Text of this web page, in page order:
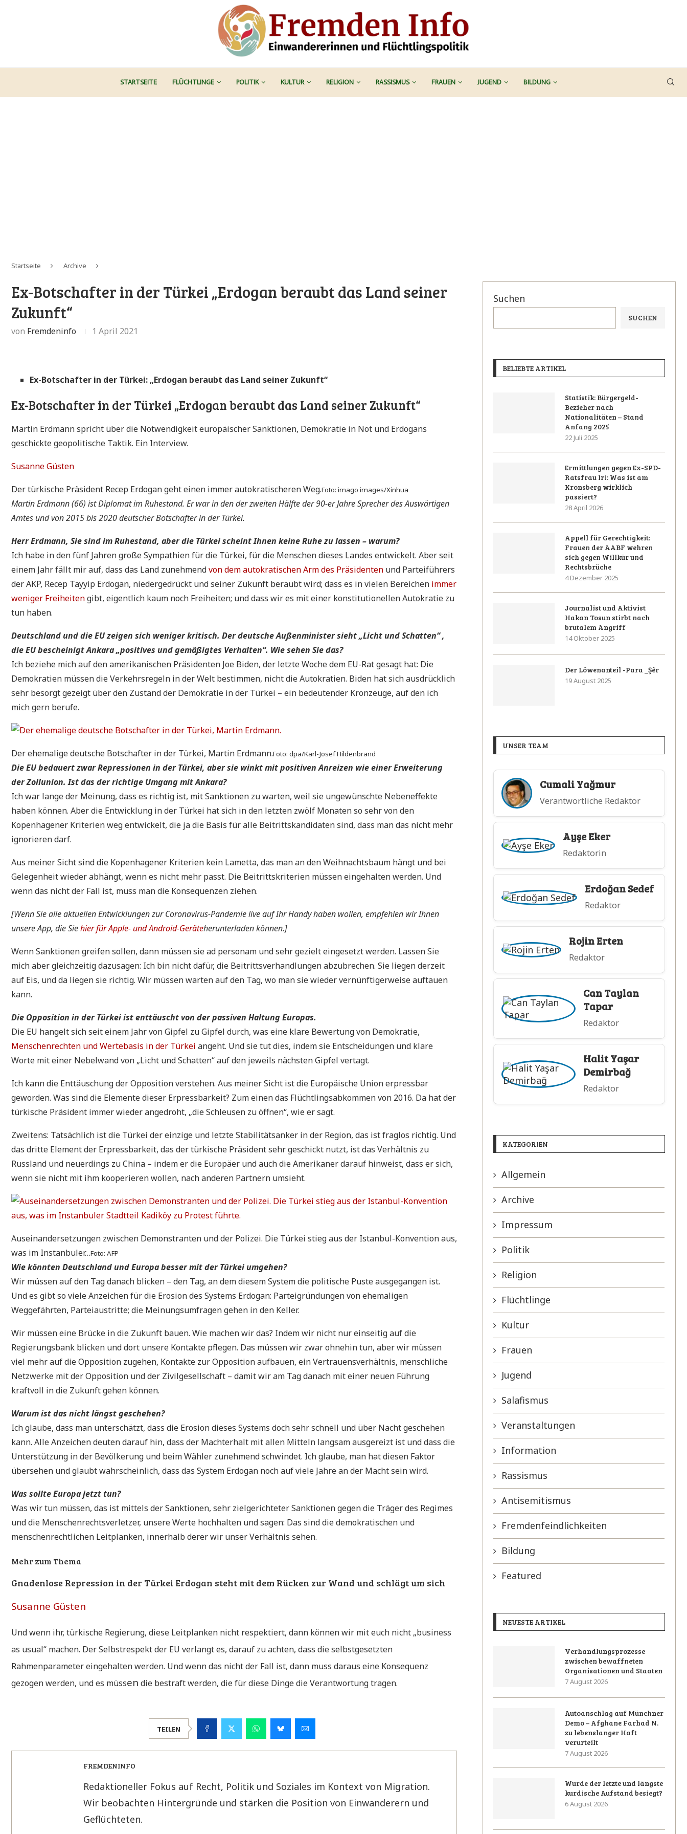
STARTSEITE FLÜCHTLINGE POLITIK KULTUR RELIGION RASSISMUS FRAUEN JUGEND BILDUNG
Startseite Archive
Ex-Botschafter in der Türkei „Erdogan beraubt das Land seiner
Zukunft“
von Fremdeninfo 1 April 2021
Ex-Botschafter in der Türkei: „Erdogan beraubt das Land seiner Zukunft“
Ex-Botschafter in der Türkei „Erdogan beraubt das Land seiner Zukunft“
Martin Erdmann spricht über die Notwendigkeit europäischer Sanktionen, Demokratie in Not und Erdogans
geschickte geopolitische Taktik. Ein Interview.
Susanne Güsten
Der türkische Präsident Recep Erdogan geht einen immer autokratischeren Weg.Foto: imago images/Xinhua
Martin Erdmann (66) ist Diplomat im Ruhestand. Er war in den der zweiten Hälfte der 90-er Jahre Sprecher des Auswärtigen
Amtes und von 2015 bis 2020 deutscher Botschafter in der Türkei.
Herr Erdmann, Sie sind im Ruhestand, aber die Türkei scheint Ihnen keine Ruhe zu lassen – warum?
Ich habe in den fünf Jahren große Sympathien für die Türkei, für die Menschen dieses Landes entwickelt. Aber seit
einem Jahr fällt mir auf, dass das Land zunehmendvon dem autokratischen Arm des Präsidenten und Parteiführers
der AKP, Recep Tayyip Erdogan, niedergedrückt und seiner Zukunft beraubt wird; dass es in vielen Bereichen immer
weniger Freiheitengibt, eigentlich kaum noch Freiheiten; und dass wir es mit einer konstitutionellen Autokratie zu
tun haben.
Deutschland und die EU zeigen sich weniger kritisch. Der deutsche Außenminister sieht „Licht und Schatten“ ,
die EU bescheinigt Ankara „positives und gemäßigtes Verhalten“. Wie sehen Sie das?
Ich beziehe mich auf den amerikanischen Präsidenten Joe Biden, der letzte Woche dem EU-Rat gesagt hat: Die
Demokratien müssen die Verkehrsregeln in der Welt bestimmen, nicht die Autokratien. Biden hat sich ausdrücklich
sehr besorgt gezeigt über den Zustand der Demokratie in der Türkei – ein bedeutender Kronzeuge, auf den ich
mich gern berufe.
Der ehemalige deutsche Botschafter in der Türkei, Martin Erdmann.Foto: dpa/Karl-Josef Hildenbrand
Die EU bedauert zwar Repressionen in der Türkei, aber sie winkt mit positiven Anreizen wie einer Erweiterung
der Zollunion. Ist das der richtige Umgang mit Ankara?
Ich war lange der Meinung, dass es richtig ist, mit Sanktionen zu warten, weil sie ungewünschte Nebeneffekte
haben können. Aber die Entwicklung in der Türkei hat sich in den letzten zwölf Monaten so sehr von den
Kopenhagener Kriterien weg entwickelt, die ja die Basis für alle Beitrittskandidaten sind, dass man das nicht mehr
ignorieren darf.
Aus meiner Sicht sind die Kopenhagener Kriterien kein Lametta, das man an den Weihnachtsbaum hängt und bei
Gelegenheit wieder abhängt, wenn es nicht mehr passt. Die Beitrittskriterien müssen eingehalten werden. Und
wenn das nicht der Fall ist, muss man die Konsequenzen ziehen.
[Wenn Sie alle aktuellen Entwicklungen zur Coronavirus-Pandemie live auf Ihr Handy haben wollen, empfehlen wir Ihnen
unsere App, die Siehier für Apple- und Android-Geräteherunterladen können.]
Wenn Sanktionen greifen sollen, dann müssen sie ad personam und sehr gezielt eingesetzt werden. Lassen Sie
mich aber gleichzeitig dazusagen: Ich bin nicht dafür, die Beitrittsverhandlungen abzubrechen. Sie liegen derzeit
auf Eis, und da liegen sie richtig. Wir müssen warten auf den Tag, wo man sie wieder vernünftigerweise auftauen
kann.
Die Opposition in der Türkei ist enttäuscht von der passiven Haltung Europas.
Die EU hangelt sich seit einem Jahr von Gipfel zu Gipfel durch, was eine klare Bewertung von Demokratie,
Menschenrechten und Wertebasis in der Türkei angeht. Und sie tut dies, indem sie Entscheidungen und klare
Worte mit einer Nebelwand von „Licht und Schatten“ auf den jeweils nächsten Gipfel vertagt.
Ich kann die Enttäuschung der Opposition verstehen. Aus meiner Sicht ist die Europäische Union erpressbar
geworden. Was sind die Elemente dieser Erpressbarkeit? Zum einen das Flüchtlingsabkommen von 2016. Da hat der
türkische Präsident immer wieder angedroht, „die Schleusen zu öffnen“, wie er sagt.
Zweitens: Tatsächlich ist die Türkei der einzige und letzte Stabilitätsanker in der Region, das ist fraglos richtig. Und
das dritte Element der Erpressbarkeit, das der türkische Präsident sehr geschickt nutzt, ist das Verhältnis zu
Russland und neuerdings zu China – indem er die Europäer und auch die Amerikaner darauf hinweist, dass er sich,
wenn sie nicht mit ihm kooperieren wollen, nach anderen Partnern umsieht.
Auseinandersetzungen zwischen Demonstranten und der Polizei. Die Türkei stieg aus der Istanbul-Konvention aus,
was im Instanbuler…Foto: AFP
Wie könnten Deutschland und Europa besser mit der Türkei umgehen?
Wir müssen auf den Tag danach blicken – den Tag, an dem diesem System die politische Puste ausgegangen ist.
Und es gibt so viele Anzeichen für die Erosion des Systems Erdogan: Parteigründungen von ehemaligen
Weggefährten, Parteiaustritte; die Meinungsumfragen gehen in den Keller.
Wir müssen eine Brücke in die Zukunft bauen. Wie machen wir das? Indem wir nicht nur einseitig auf die
Regierungsbank blicken und dort unsere Kontakte pflegen. Das müssen wir zwar ohnehin tun, aber wir müssen
viel mehr auf die Opposition zugehen, Kontakte zur Opposition aufbauen, ein Vertrauensverhältnis, menschliche
Netzwerke mit der Opposition und der Zivilgesellschaft – damit wir am Tag danach mit einer neuen Führung
kraftvoll in die Zukunft gehen können.
Warum ist das nicht längst geschehen?
Ich glaube, dass man unterschätzt, dass die Erosion dieses Systems doch sehr schnell und über Nacht geschehen
kann. Alle Anzeichen deuten darauf hin, dass der Machterhalt mit allen Mitteln langsam ausgereizt ist und dass die
Unterstützung in der Bevölkerung und beim Wähler zunehmend schwindet. Ich glaube, man hat diesen Faktor
übersehen und glaubt wahrscheinlich, dass das System Erdogan noch auf viele Jahre an der Macht sein wird.
Was sollte Europa jetzt tun?
Was wir tun müssen, das ist mittels der Sanktionen, sehr zielgerichteter Sanktionen gegen die Träger des Regimes
und die Menschenrechtsverletzer, unsere Werte hochhalten und sagen: Das sind die demokratischen und
menschenrechtlichen Leitplanken, innerhalb derer wir unser Verhältnis sehen.
Mehr zum Thema
Gnadenlose Repression in der Türkei Erdogan steht mit dem Rücken zur Wand und schlägt um sich
Susanne Güsten
Und wenn ihr, türkische Regierung, diese Leitplanken nicht respektiert, dann können wir mit euch nicht „business
as usual“ machen. Der Selbstrespekt der EU verlangt es, darauf zu achten, dass die selbstgesetzten
Rahmenparameter eingehalten werden. Und wenn das nicht der Fall ist, dann muss daraus eine Konsequenz
gezogen werden, und es müssen die bestraft werden, die für diese Dinge die Verantwortung tragen.
TEILEN
FREMDENINFO
Redaktioneller Fokus auf Recht, Politik und Soziales im Kontext von Migration.
Wir beobachten Hintergründe und stärken die Position von Einwanderern und
Geflüchteten.
Suchen
SUCHEN
BELIEBTE ARTIKEL
Statistik: Bürgergeld-
Bezieher nach
Nationalitäten – Stand
Anfang 2025
22 Juli 2025
Ermittlungen gegen Ex-SPD-
Ratsfrau Iri: Was ist am
Kronsberg wirklich
passiert?
28 April 2026
Appell für Gerechtigkeit:
Frauen der AABF wehren
sich gegen Willkür und
Rechtsbrüche
4 Dezember 2025
Journalist und Aktivist
Hakan Tosun stirbt nach
brutalem Angriff
14 Oktober 2025
Der Löwenanteil -Para _Şêr
19 August 2025
UNSER TEAM
Cumali Yağmur
Verantwortliche Redaktor
Ayşe Eker
Redaktorin
Erdoğan Sedef
Redaktor
Rojin Erten
Redaktor
Can Taylan
Tapar
Redaktor
Halit Yaşar
Demirbağ
Redaktor
KATEGORIEN
Allgemein
Archive
Impressum
Politik
Religion
Flüchtlinge
Kultur
Frauen
Jugend
Salafismus
Veranstaltungen
Information
Rassismus
Antisemitismus
Fremdenfeindlichkeiten
Bildung
Featured
NEUESTE ARTIKEL
Verhandlungsprozesse
zwischen bewaffneten
Organisationen und Staaten
7 August 2026
Autoanschlag auf Münchner
Demo – Afghane Farhad N.
zu lebenslanger Haft
verurteilt
7 August 2026
Wurde der letzte und längste
kurdische Aufstand besiegt?
6 August 2026